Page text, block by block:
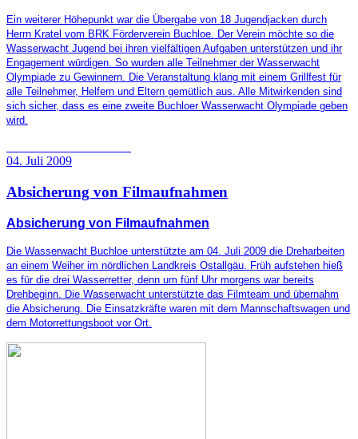
Ein weiterer Höhepunkt war die Übergabe von 18 Jugendjacken durch
Herrn Kratel vom BRK Förderverein Buchloe. Der Verein möchte so die
Wasserwacht Jugend bei ihren vielfältigen Aufgaben unterstützen und ihr
Engagement würdigen. So wurden alle Teilnehmer der Wasserwacht
Olympiade zu Gewinnern. Die Veranstaltung klang mit einem Grillfest für
alle Teilnehmer, Helfern und Eltern gemütlich aus. Alle Mitwirkenden sind
sich sicher, dass es eine zweite Buchloer Wasserwacht Olympiade geben
wird.
04. Juli 2009
Absicherung von Filmaufnahmen
Absicherung von Filmaufnahmen
Die Wasserwacht Buchloe unterstützte am 04. Juli 2009 die Dreharbeiten
an einem Weiher im nördlichen Landkreis Ostallgäu. Früh aufstehen hieß
es für die drei Wasserretter, denn um fünf Uhr morgens war bereits
Drehbeginn. Die Wasserwacht unterstützte das Filmteam und übernahm
die Absicherung. Die Einsatzkräfte waren mit dem Mannschaftswagen und
dem Motorrettungsboot vor Ort.